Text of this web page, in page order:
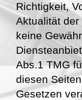
Richtigkeit,
Aktualität
keine
Abs.1 TMG
diesen
Gesetzen